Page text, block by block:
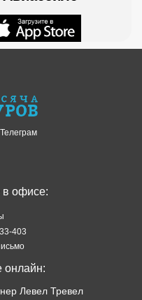
в офисе:
403
онлайн:
Левел Тревел